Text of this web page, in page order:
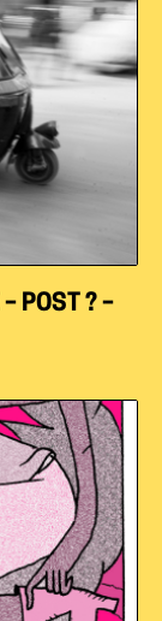
POST ? –